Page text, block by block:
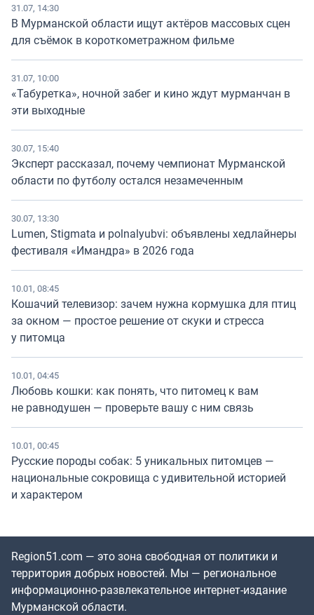
31.07, 14:30
В Мурманской области ищут актёров массовых сцен
для съёмок в короткометражном фильме
31.07, 10:00
«Табуретка», ночной забег и кино ждут мурманчан в
эти выходные
30.07, 15:40
Эксперт рассказал, почему чемпионат Мурманской
области по футболу остался незамеченным
30.07, 13:30
Lumen, Stigmata и polnalyubvi: объявлены хедлайнеры
фестиваля «Имандра» в 2026 года
10.01, 08:45
Кошачий телевизор: зачем нужна кормушка для птиц
за окном — простое решение от скуки и стресса
у питомца
10.01, 04:45
Любовь кошки: как понять, что питомец к вам
не равнодушен — проверьте вашу с ним связь
10.01, 00:45
Русские породы собак: 5 уникальных питомцев —
национальные сокровища с удивительной историей
и характером
Region51.com — это зона свободная от политики и
территория добрых новостей. Мы — региональное
информационно-развлекательное интернет-издание
Мурманской области.